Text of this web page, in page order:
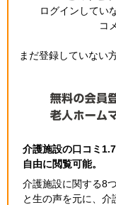
ログインしてい
コ
まだ登録していない
介護施設の口コミ
自由に閲覧可能。
介護施設に関する8
と生の声を元に、介